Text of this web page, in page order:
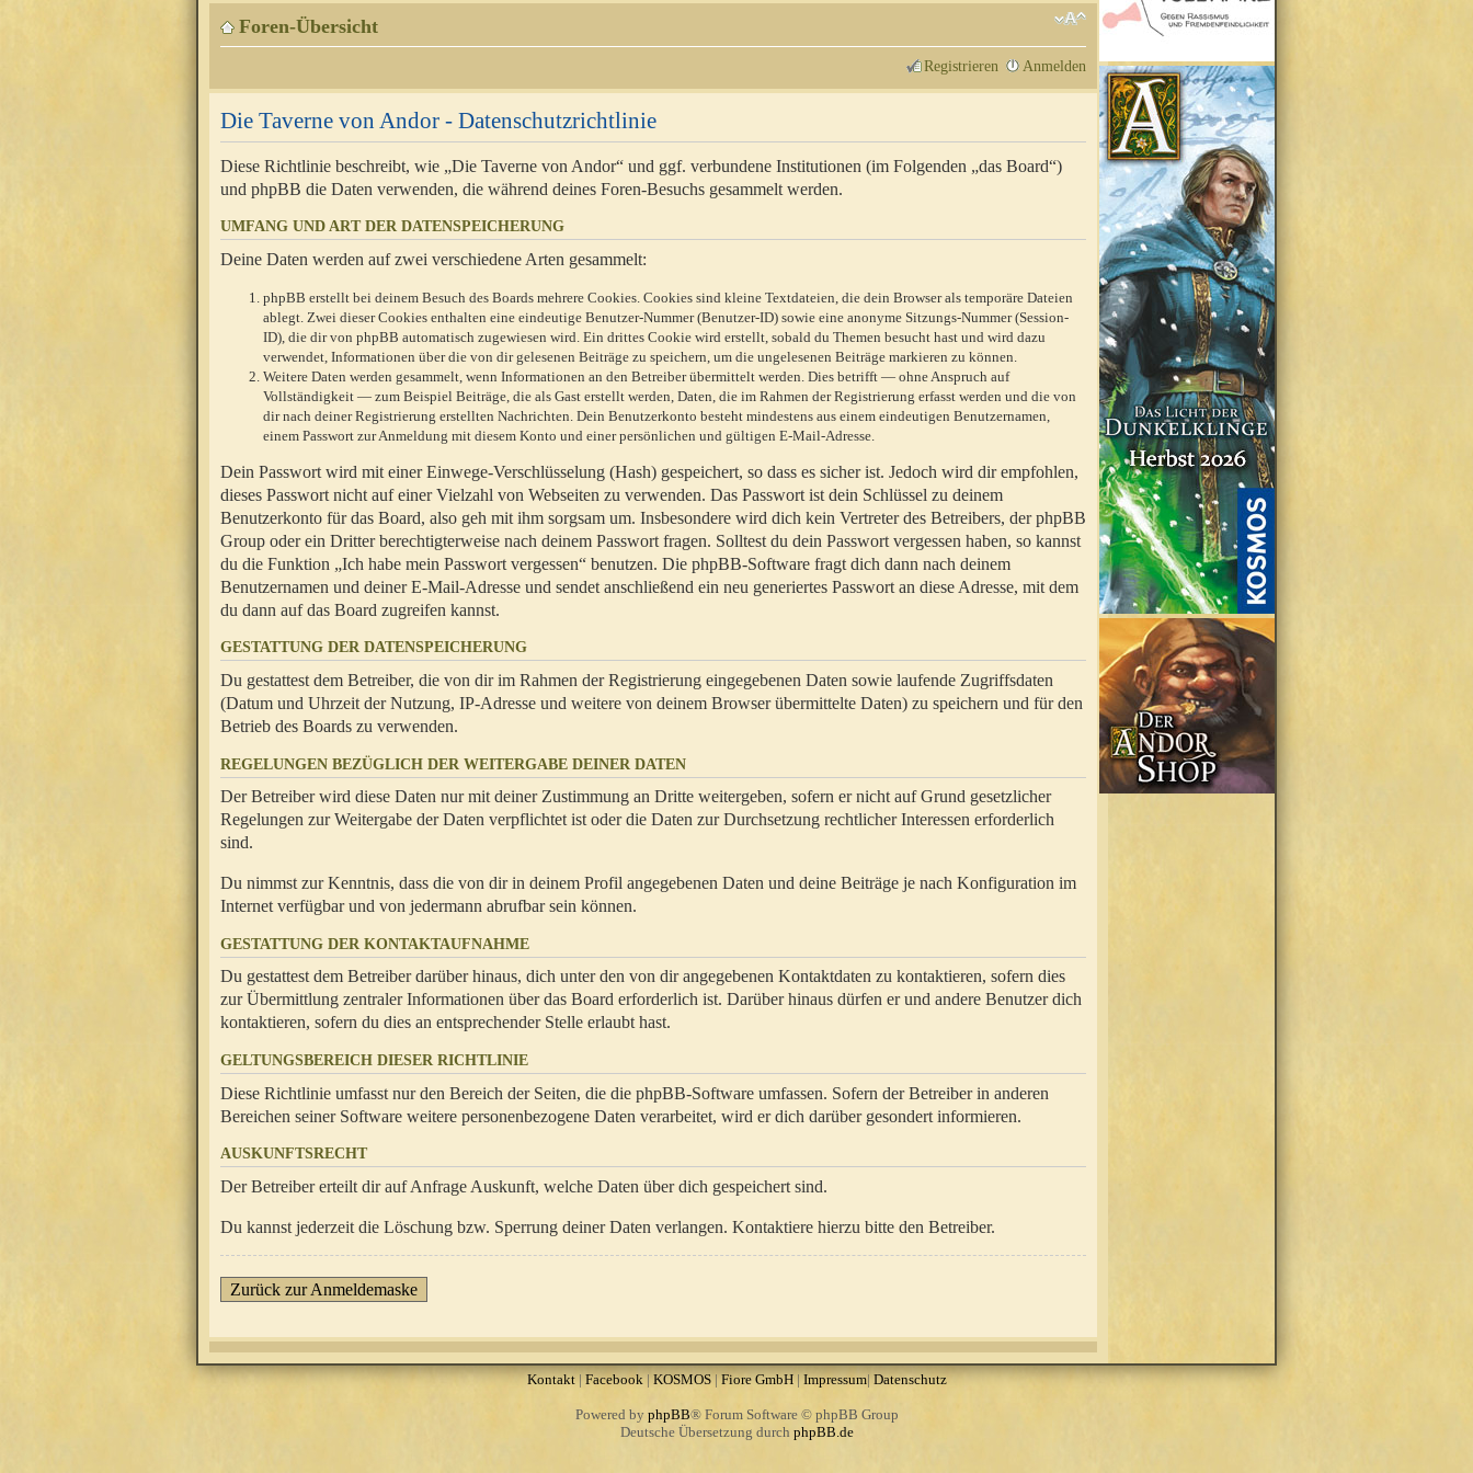
Foren-Übersicht
Registrieren Anmelden
Die Taverne von Andor - Datenschutzrichtlinie
Diese Richtlinie beschreibt, wie „Die Taverne von Andor“ und ggf. verbundene Institutionen (im Folgenden „das Board“)
und phpBB die Daten verwenden, die während deines Foren-Besuchs gesammelt werden.
UMFANG UND ART DER DATENSPEICHERUNG
Deine Daten werden auf zwei verschiedene Arten gesammelt:
phpBB erstellt bei deinem Besuch des Boards mehrere Cookies. Cookies sind kleine Textdateien, die dein Browser als temporäre Dateien
ablegt. Zwei dieser Cookies enthalten eine eindeutige Benutzer-Nummer (Benutzer-ID) sowie eine anonyme Sitzungs-Nummer (Session-
ID), die dir von phpBB automatisch zugewiesen wird. Ein drittes Cookie wird erstellt, sobald du Themen besucht hast und wird dazu
verwendet, Informationen über die von dir gelesenen Beiträge zu speichern, um die ungelesenen Beiträge markieren zu können.
Weitere Daten werden gesammelt, wenn Informationen an den Betreiber übermittelt werden. Dies betrifft — ohne Anspruch auf
Vollständigkeit — zum Beispiel Beiträge, die als Gast erstellt werden, Daten, die im Rahmen der Registrierung erfasst werden und die von
dir nach deiner Registrierung erstellten Nachrichten. Dein Benutzerkonto besteht mindestens aus einem eindeutigen Benutzernamen,
einem Passwort zur Anmeldung mit diesem Konto und einer persönlichen und gültigen E-Mail-Adresse.
Dein Passwort wird mit einer Einwege-Verschlüsselung (Hash) gespeichert, so dass es sicher ist. Jedoch wird dir empfohlen,
dieses Passwort nicht auf einer Vielzahl von Webseiten zu verwenden. Das Passwort ist dein Schlüssel zu deinem
Benutzerkonto für das Board, also geh mit ihm sorgsam um. Insbesondere wird dich kein Vertreter des Betreibers, der phpBB
Group oder ein Dritter berechtigterweise nach deinem Passwort fragen. Solltest du dein Passwort vergessen haben, so kannst
du die Funktion „Ich habe mein Passwort vergessen“ benutzen. Die phpBB-Software fragt dich dann nach deinem
Benutzernamen und deiner E-Mail-Adresse und sendet anschließend ein neu generiertes Passwort an diese Adresse, mit dem
du dann auf das Board zugreifen kannst.
GESTATTUNG DER DATENSPEICHERUNG
Du gestattest dem Betreiber, die von dir im Rahmen der Registrierung eingegebenen Daten sowie laufende Zugriffsdaten
(Datum und Uhrzeit der Nutzung, IP-Adresse und weitere von deinem Browser übermittelte Daten) zu speichern und für den
Betrieb des Boards zu verwenden.
REGELUNGEN BEZÜGLICH DER WEITERGABE DEINER DATEN
Der Betreiber wird diese Daten nur mit deiner Zustimmung an Dritte weitergeben, sofern er nicht auf Grund gesetzlicher
Regelungen zur Weitergabe der Daten verpflichtet ist oder die Daten zur Durchsetzung rechtlicher Interessen erforderlich
sind.
Du nimmst zur Kenntnis, dass die von dir in deinem Profil angegebenen Daten und deine Beiträge je nach Konfiguration im
Internet verfügbar und von jedermann abrufbar sein können.
GESTATTUNG DER KONTAKTAUFNAHME
Du gestattest dem Betreiber darüber hinaus, dich unter den von dir angegebenen Kontaktdaten zu kontaktieren, sofern dies
zur Übermittlung zentraler Informationen über das Board erforderlich ist. Darüber hinaus dürfen er und andere Benutzer dich
kontaktieren, sofern du dies an entsprechender Stelle erlaubt hast.
GELTUNGSBEREICH DIESER RICHTLINIE
Diese Richtlinie umfasst nur den Bereich der Seiten, die die phpBB-Software umfassen. Sofern der Betreiber in anderen
Bereichen seiner Software weitere personenbezogene Daten verarbeitet, wird er dich darüber gesondert informieren.
AUSKUNFTSRECHT
Der Betreiber erteilt dir auf Anfrage Auskunft, welche Daten über dich gespeichert sind.
Du kannst jederzeit die Löschung bzw. Sperrung deiner Daten verlangen. Kontaktiere hierzu bitte den Betreiber.
Zurück zur Anmeldemaske
Kontakt| Facebook|KOSMOS| Fiore GmbH| Impressum|Datenschutz
Powered by phpBB® Forum Software © phpBB Group
Deutsche Übersetzung durch phpBB.de